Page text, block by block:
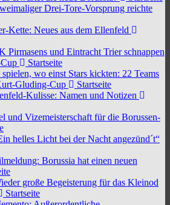
Drei-Tore-Vorsprung reichte
Kette: Neues aus dem Ellenfeld
Pirmasens und Eintracht Trier schnappen
Startseite
spielen, wo einst Stars kickten: 22 Teams
Gluding-Cup
Startseite
Kulisse: Namen und Notizen
und Vizemeisterschaft für die Borussen-
helles Licht bei der Nacht angezünd´t“
Borussia hat einen neuen
große Begeisterung für das Kleinod
Startseite